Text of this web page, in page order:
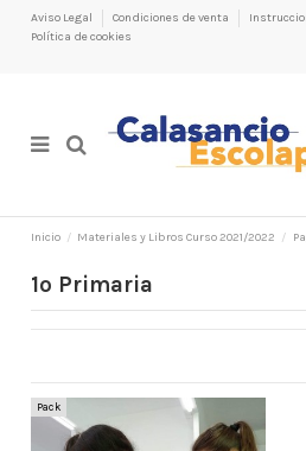
Aviso Legal Condiciones de venta
Política de cookies
Inicio Materiales y Libros Curso 2021/2022
1º Primaria
Pack